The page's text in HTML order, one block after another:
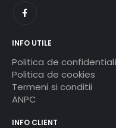
INFO UTILE
Politica de
Politica de cookies
Termeni si conditii
ANPC
INFO CLIENT